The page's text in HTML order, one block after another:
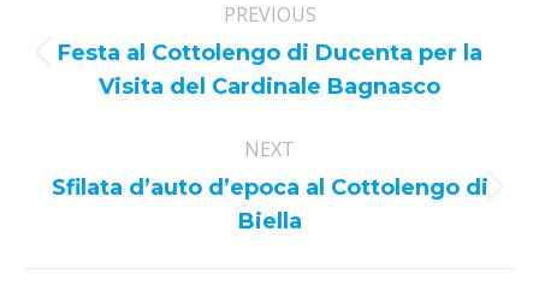
navigation
PREVIOUS
Previous
post:
Festa al Cottolengo di Ducenta per la
Visita del Cardinale Bagnasco
NEXT
Next
post:
Sfilata d’auto d’epoca al Cottolengo di
Biella